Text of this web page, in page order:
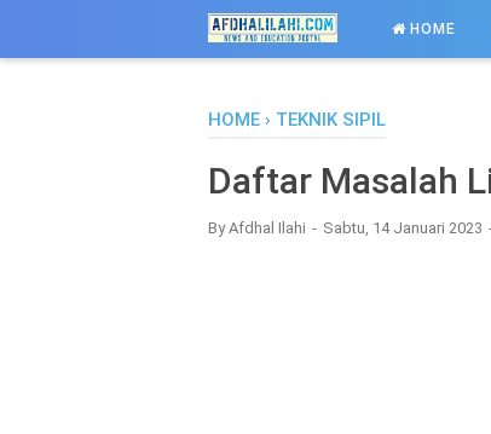
HOME
HOME › TEKNIK SIPIL
Daftar Masalah
ByAfdhal Ilahi Sabtu, 14 Januari 2023